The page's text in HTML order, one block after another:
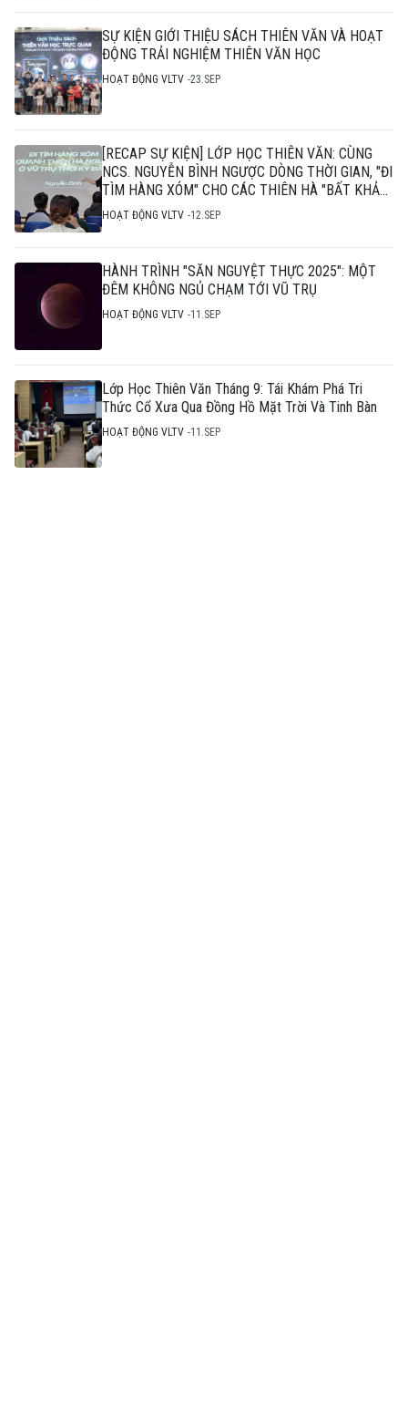
SỰ KIỆN GIỚI THIỆU SÁCH THIÊN VĂN VÀ HOẠT
ĐỘNG TRẢI NGHIỆM THIÊN VĂN HỌC
HOẠT ĐỘNG VLTV 23.SEP
[RECAP SỰ KIỆN] LỚP HỌC THIÊN VĂN: CÙNG
NCS. NGUYỄN BÌNH NGƯỢC DÒNG THỜI GIAN, "ĐI
TÌM HÀNG XÓM" CHO CÁC THIÊN HÀ "BẤT KHẢ
THI"
HOẠT ĐỘNG VLTV 12.SEP
HÀNH TRÌNH "SĂN NGUYỆT THỰC 2025": MỘT
ĐÊM KHÔNG NGỦ CHẠM TỚI VŨ TRỤ
HOẠT ĐỘNG VLTV 11.SEP
Lớp Học Thiên Văn Tháng 9: Tái Khám Phá Tri
Thức Cổ Xưa Qua Đồng Hồ Mặt Trời Và Tinh Bàn
HOẠT ĐỘNG VLTV 11.SEP